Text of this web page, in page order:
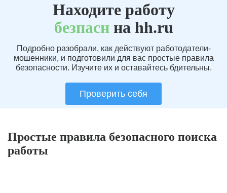
Находите работу
безпаснна hh.ru
Подробно разобрали, как действуют работодатели-
мошенники, и подготовили для вас простые правила
безопасности. Изучите их и оставайтесь бдительны.
Проверить себя
Простые правила безопасного поиска
работы